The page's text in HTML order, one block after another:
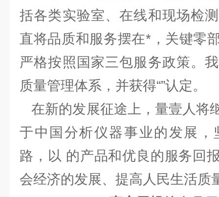
括各类实验室、在线和现场检
直将品质和服务摆在*，关键零
严格按照国家三包服务政策。
质量管理体系，并获得“”认定。
在新的发展征途上，量壹人将
于中国分析仪器事业的发展，
路，以 的产品和优良的服务回
会经济的发展、提高人民生活质